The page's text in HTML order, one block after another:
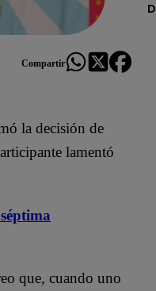
Compartir
la decisión de
lamentó
que, cuando uno